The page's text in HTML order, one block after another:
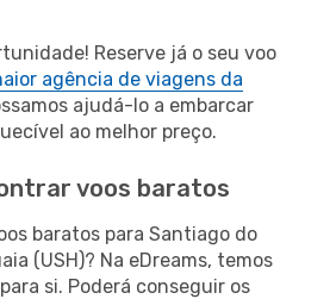
Reserve já o seu voo
agência de viagens da
ajudá-lo a embarcar
ao melhor preço.
voos baratos
baratos para Santiago do
(USH)? Na eDreams, temos
si. Poderá conseguir os